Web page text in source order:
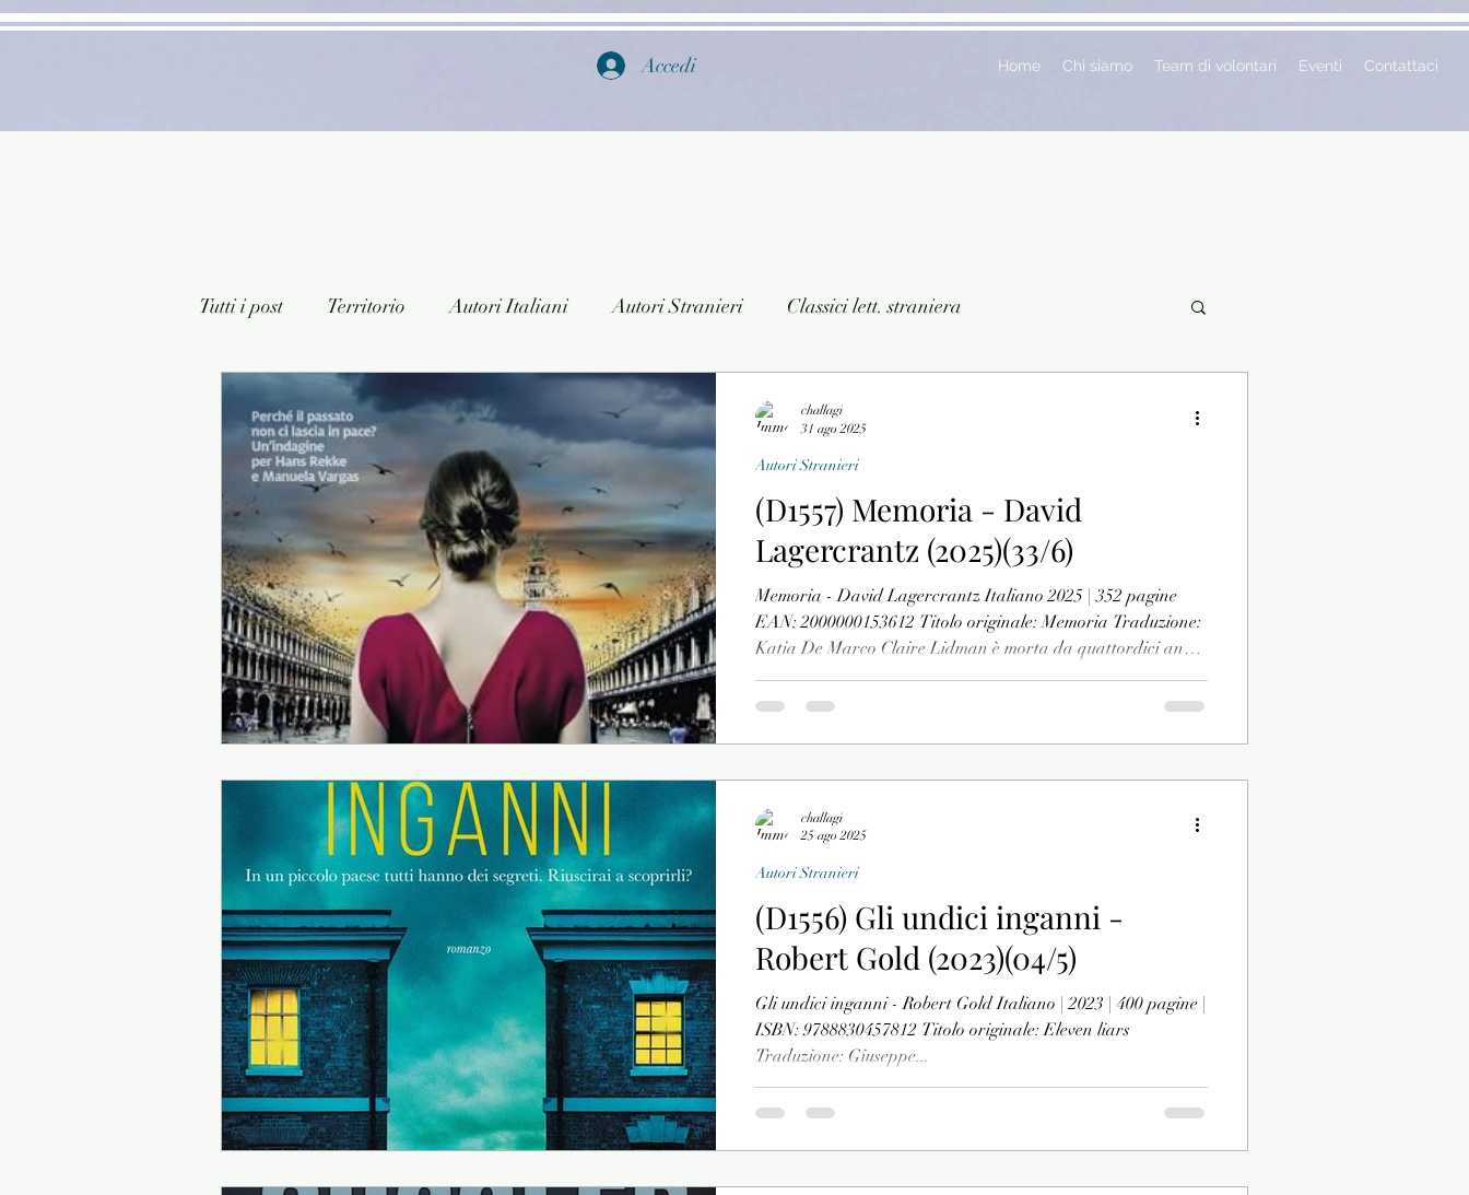
Accedi Home Chi siamo Team di volontari Eventi Contattaci
Tutti i post Territorio Autori Italiani Autori Stranieri Classici lett. straniera
Classici lett. italiana Saggistica Lingua straniera
Arte/Pittura Teatro/Poesia/Musica Collane
Presentazione autori Info Vari Poesia
(D1557) Memoria - David
Lagercrantz (2025)(33/6)
Memoria - David Lagercrantz Italiano 2025 | 352 pagine
EAN: 2000000153612 Titolo originale: Memoria Traduzione:
Katia De Marco Claire Lidman è morta da quattordici anni
ma Samuel, il marito, non ha mai voluto accettarlo. E
quando salta fuori una fotografia scattata molto di recente in
all’obiettivo. Una donna che assomiglia moltissimo a Claire.
Sicuro di poter
Autori Stranieri
challagi
31 ago 2025
(D1556) Gli undici inganni -
Robert Gold (2023)(04/5)
Gli undici inganni - Robert Gold Italiano | 2023 | 400 pagine |
ISBN: 9788830457812 Titolo originale: Eleven liars
Traduzione: Giuseppe...
Autori Stranieri
challagi
25 ago 2025